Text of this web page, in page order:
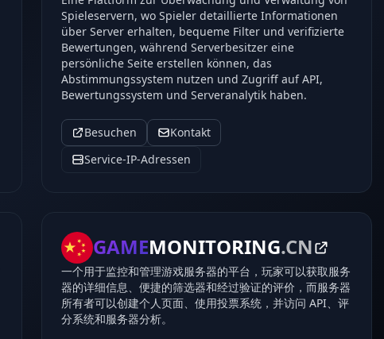
Spieleservern, wo Spieler detaillierte Informationen
über Server erhalten, bequeme Filter und verifizierte
Bewertungen, während Serverbesitzer eine
persönliche Seite erstellen können, das
Abstimmungssystem nutzen und Zugriff auf API,
Bewertungssystem und Serveranalytik haben.
Besuchen
Kontakt
Service-IP-Adressen
GAMEMONITORING.CN
一个用于监控和管理游戏服务器的平台，玩家可以获取服务
器的详细信息、便捷的筛选器和经过验证的评价，而服务器
所有者可以创建个人页面、使用投票系统，并访问 API、评
分系统和服务器分析。